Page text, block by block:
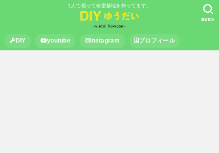
1人で籠って秘密基地を作ってます。
DIY youtube instagram プロフィール
SEARCH